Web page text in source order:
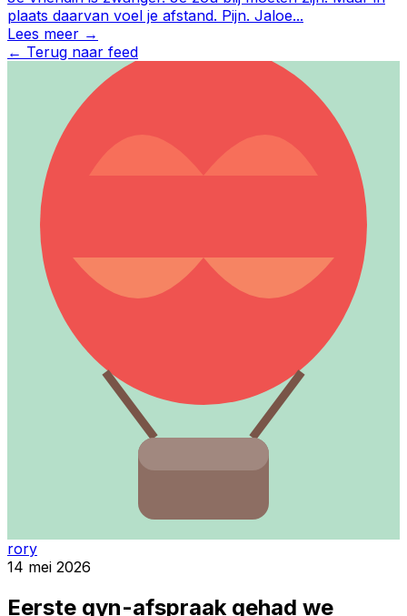
plaats daarvan voel je afstand. Pijn. Jaloe...
Lees meer →
← Terug naar feed
rory
14 mei 2026
Eerste gyn-afspraak gehad we